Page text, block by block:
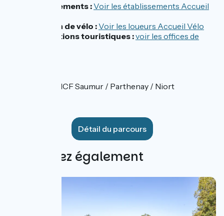
Hébergements :Voir les établissements Accueil
Location de vélo :Voir les loueurs Accueil Vélo
Informations touristiques :voir les offices de
Gares SNCF Saumur / Parthenay / Niort
Détail du parcours
Découvrez également